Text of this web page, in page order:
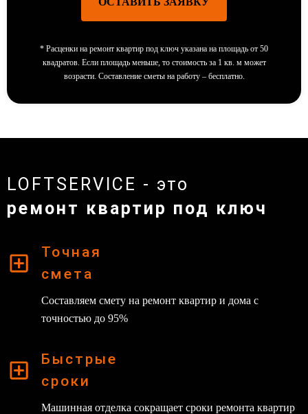
* Расценки на ремонт квартир под ключ указана на площадь от 50
квадратов. Если площадь меньше, то стоимость за 1 кв. м может
возрасти. Составление сметы на работу – бесплатно.
LOFTSERVICE - это
ремонт квартир под ключ
Точная
смета
Составляем смету на ремонт квартир и дома с
точностью до 95%
Быстрые
сроки
Машинная отделка сокращает сроки ремонта квартир